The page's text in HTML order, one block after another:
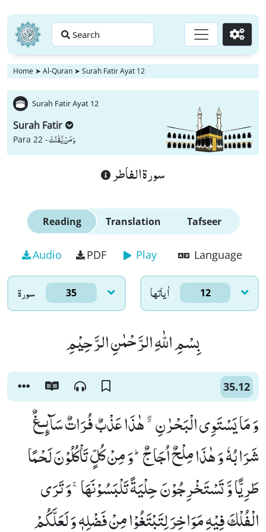
Search Go
Home ➤ Al-Quran ➤ Surah Fatir Ayat 12
Surah Fatir Ayat 12
Surah Fatir
Para 22 -وَ مَنْ یَّقْنُتْ
سورة الفاطر
Reading Translation Tafseer
Audio PDF Play Language
سورۃ 35 اٰياتها 12
بِسْمِ اللّٰهِ الرَّحْمٰنِ الرَّحِیْمِ
35.12
وَ مَا یَسْتَوِی الْبَحْرٰنِ ﳓ هٰذَا عَذْبٌ فُرَاتٌ سَآىٕـغٌ
شَرَابُهٗ وَ هٰذَا مِلْحٌ اُجَاجٌؕ-وَ مِنْ كُلٍّ تَاْكُلُوْنَ لَحْمًا
طَرِیًّا وَّ تَسْتَخْرِجُوْنَ حِلْیَةً تَلْبَسُوْنَهَاۚ-وَ تَرَى
الْفُلْكَ فِیْهِ مَوَاخِرَ لِتَبْتَغُوْا مِنْ فَضْلِهٖ وَ لَعَلَّكُمْ